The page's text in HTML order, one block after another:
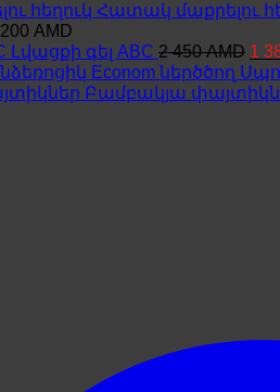
Հատակ մաքրելու
200 AMD
Լվացքի գել ABC 2 450AMD
2
1
Բամբակյա